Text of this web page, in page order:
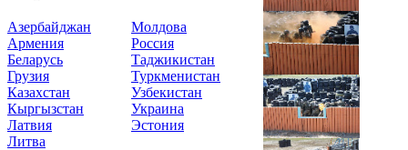
Азербайджан
Армения
Беларусь
Грузия
Казахстан
Кыргызстан
Латвия
Литва
Молдова
Россия
Таджикистан
Туркменистан
Узбекистан
Украина
Эстония